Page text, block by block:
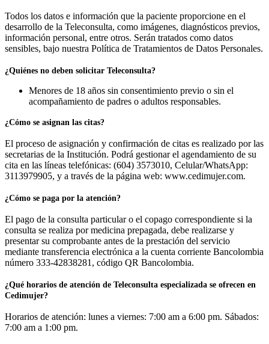
Todos los datos e información que la paciente proporcione en el
desarrollo de la Teleconsulta, como imágenes, diagnósticos previos,
información personal, entre otros. Serán tratados como datos
sensibles, bajo nuestra Política de Tratamientos de Datos Personales.
¿Quiénes no deben solicitar Teleconsulta?
Menores de 18 años sin consentimiento previo o sin el
acompañamiento de padres o adultos responsables.
¿Cómo se asignan las citas?
El proceso de asignación y confirmación de citas es realizado por las
secretarias de la Institución. Podrá gestionar el agendamiento de su
cita en las líneas telefónicas: (604) 3573010, Celular/WhatsApp:
3113979905, y a través de la página web: www.cedimujer.com.
¿Cómo se paga por la atención?
El pago de la consulta particular o el copago correspondiente si la
consulta se realiza por medicina prepagada, debe realizarse y
presentar su comprobante antes de la prestación del servicio
mediante transferencia electrónica a la cuenta corriente Bancolombia
número 333-42838281, código QR Bancolombia.
¿Qué horarios de atención de Teleconsulta especializada se ofrecen en
Cedimujer?
Horarios de atención: lunes a viernes: 7:00 am a 6:00 pm. Sábados:
7:00 am a 1:00 pm.